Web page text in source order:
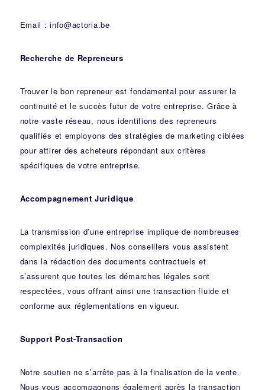
Email : info@actoria.be
Recherche de Repreneurs
Trouver le bon repreneur est fondamental pour assurer la
continuité et le succès futur de votre entreprise. Grâce à
notre vaste réseau, nous identifions des repreneurs
qualifiés et employons des stratégies de marketing ciblées
pour attirer des acheteurs répondant aux critères
spécifiques de votre entreprise.
Accompagnement Juridique
La transmission d’une entreprise implique de nombreuses
complexités juridiques. Nosconseillers vous assistent
dans la rédaction des documents contractuels et
s’assurent que toutes les démarches légales sont
respectées, vous offrant ainsi une transaction fluide et
conforme aux réglementations en vigueur.
Support Post-Transaction
Notre soutien ne s’arrête pas à la finalisation de la vente.
Nous vous accompagnons également après la transaction